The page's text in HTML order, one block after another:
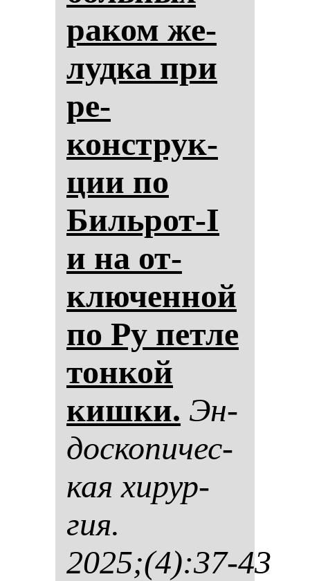
ра­ком же­
луд­ка при
ре­
конструк­
ции по
Биль­рот-I
и на от­
клю­чен­ной
по Ру пет­ле
тон­кой
киш­ки. Эн­
дос­ко­пи­чес­
кая хи­рур­
гия.
2025;(4):37-43